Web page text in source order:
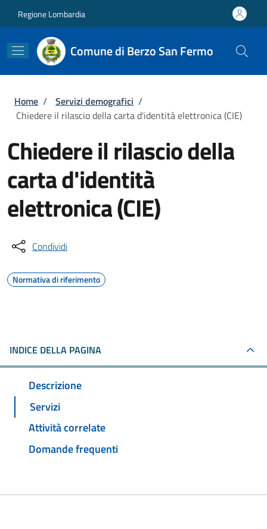
Regione Lombardia
Comune di Berzo San Fermo
Briciole di pane
Home / Servizi demografici /
Chiedere il rilascio della carta d'identità elettronica (CIE)
Chiedere il rilascio della
carta d'identità
elettronica (CIE)
Condividi
Normativa di riferimento
INDICE DELLA PAGINA
Descrizione
Servizi
Attività correlate
Domande frequenti